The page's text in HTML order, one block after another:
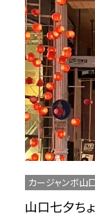
カージャンボ山
山口七夕ち